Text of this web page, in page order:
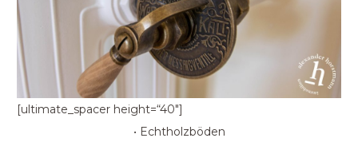
[ultimate_spacer height=“40″]
• Echtholzböden